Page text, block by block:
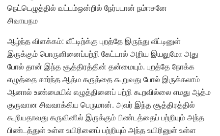
நெட்டெழுத்தில் வட்டம்ஒன்றில் நேர்படான் நம்ஈசனே
சிவாயநம
ஆழ்ந்த விளக்கம்: வீட்டிற்க்கு புறத்தே இருந்து வீட்டினுள்
இருக்கும் பொருளினைப்பற்றி கேட்டால் அறிய இயலுமோ அது
போல் தான் இந்த சூத்திரத்தின் தன்மையும். புறத்தே நோக்க
எழுத்தை சார்ந்த ஆத்ம கருத்தை கூறுவது போல் இருக்கலாம்
ஆனால் உண்மையில் எழுத்தினைப் பற்றி கூறவில்லை எமது ஆத்ம
குருவான சிவவாக்கிய பெருமான். அவர் இந்த சூத்திரத்தில்
கூறியதாவது கருவினில் இருக்கும் பிண்டத்தைப் பற்றியும் அந்த
பிண்டத்துள் உள்ள உயிரினைப் பற்றியும் அந்த உயிரினுள் உள்ள